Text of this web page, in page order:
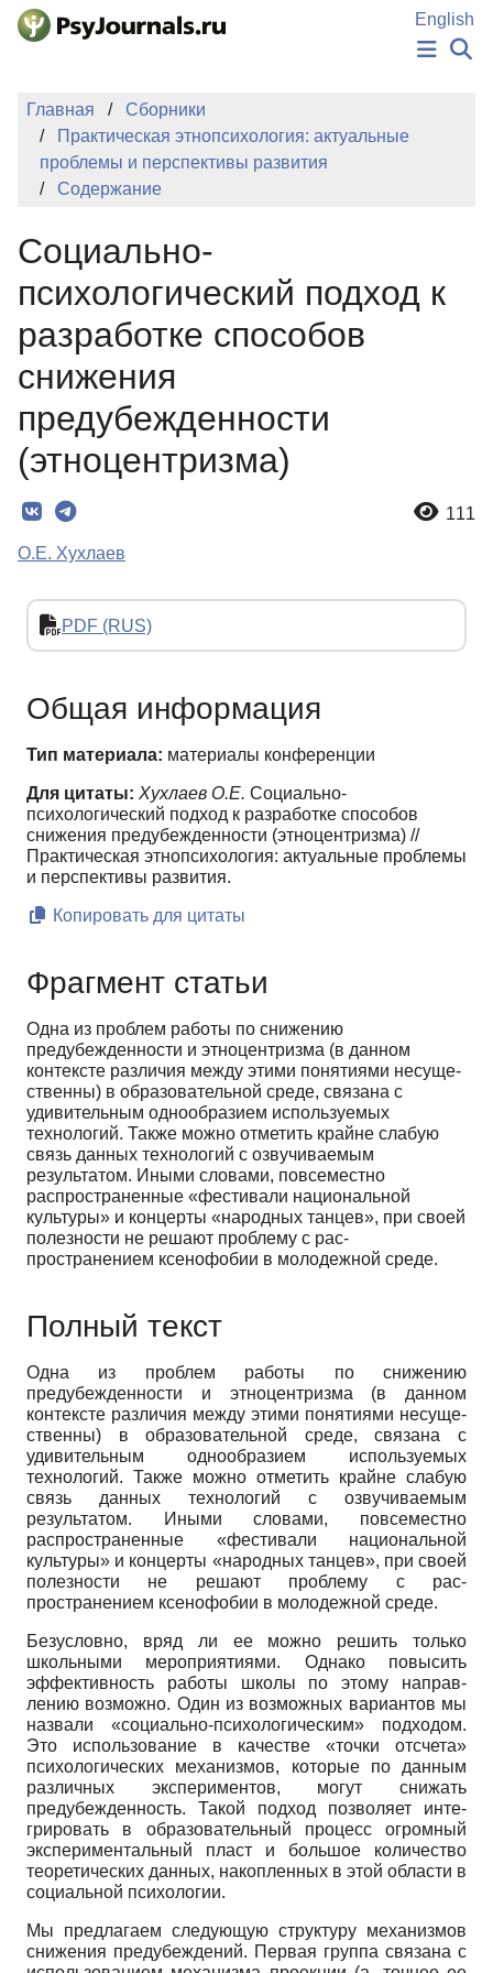
Перейти к основному содержанию
English
НОВОСТИ
ПОДАТЬ РУКОПИСЬ
Регистрация
Главная
Сборники
Практическая этнопсихология: актуальные
проблемы и перспективы развития
Содержание
Социально-
психологический подход к
разработке способов
снижения
предубежденности
(этноцентризма)
111
О.Е. Хухлаев
PDF (RUS)
Общая информация
Тип материала: материалы конференции
Для цитаты: Хухлаев О.Е. Социально-
психологический подход к разработке способов
снижения предубежденности (этноцентризма) //
Практическая этнопсихология: актуальные проблемы
и перспективы развития.
Копировать для цитаты
Фрагмент статьи
Одна из проблем работы по снижению
предубежденности и этноцен­тризма (в данном
контексте различия между этими понятиями несуще­
ственны) в образовательной среде, связана с
удивительным однообрази­ем используемых
технологий. Также можно отметить крайне слабую
связь данных технологий с озвучиваемым
результатом. Иными словами, повсе­местно
распространенные «фестивали национальной
культуры» и концер­ты «народных танцев», при своей
полезности не решают проблему с рас­
пространением ксенофобии в молодежной среде.
Полный текст
Одна из проблем работы по снижению
предубежденности и этноцен­тризма (в данном
контексте различия между этими понятиями несуще­
ственны) в образовательной среде, связана с
удивительным однообрази­ем используемых
технологий. Также можно отметить крайне слабую
связь данных технологий с озвучиваемым
результатом. Иными словами, повсе­местно
распространенные «фестивали национальной
культуры» и концер­ты «народных танцев», при своей
полезности не решают проблему с рас­
пространением ксенофобии в молодежной среде.
Безусловно, вряд ли ее можно решить только
школьными мероприя­тиями. Однако повысить
эффективность работы школы по этому направ­
лению возможно. Один из возможных вариантов мы
назвали «социально-психологическим» подходом.
Это использование в качестве «точки отсче­та»
психологических механизмов, которые по данным
различных экспери­ментов, могут снижать
предубежденность. Такой подход позволяет инте­
грировать в образовательный процесс огромный
экспериментальный пласт и большое количество
теоретических данных, накопленных в этой области в
социальной психологии.
Мы предлагаем следующую структуру механизмов
снижения преду­беждений. Первая группа связана с